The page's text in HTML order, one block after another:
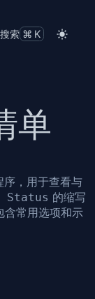
搜索 ⌘K
单
序，用于查看与
Status 的缩写
含常用选项和示